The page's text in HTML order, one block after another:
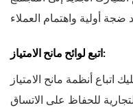
اتبع لوائح مانح الامتياز:
اتباع أنظمة مانح الامتياز
للحفاظ على الاتساق